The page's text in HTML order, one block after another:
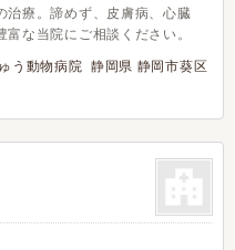
治療。諦めず、皮膚病、心臓
な当院にご相談ください。
う動物病院 静岡県 静岡市葵区